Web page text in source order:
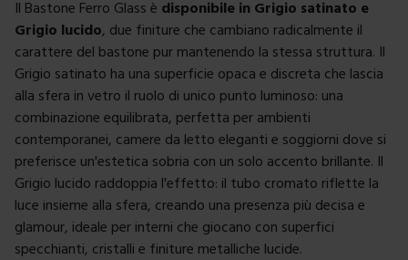
Il Bastone Ferro Glass è disponibile in Grigio satinato e
Grigio lucido, due finiture che cambiano radicalmente il
carattere del bastone pur mantenendo la stessa struttura. Il
Grigio satinato ha una superficie opaca e discreta che lascia
alla sfera in vetro il ruolo di unico punto luminoso: una
combinazione equilibrata, perfetta per ambienti
contemporanei, camere da letto eleganti e soggiorni dove si
preferisce un'estetica sobria con un solo accento brillante. Il
Grigio lucido raddoppia l'effetto: il tubo cromato riflette la
luce insieme alla sfera, creando una presenza più decisa e
glamour, ideale per interni che giocano con superfici
specchianti, cristalli e finiture metalliche lucide.